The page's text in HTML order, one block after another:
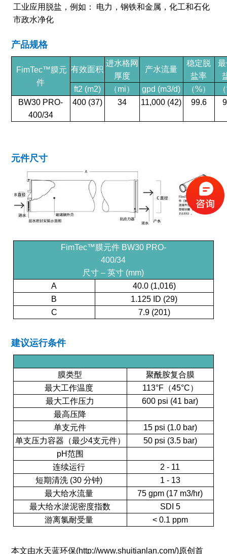
工业应用脱盐，例如： 电力，钢铁和金属，化工和石化
市政水净化
产品规格
FimTec™膜元
件
有效面积
进水格网
厚度
产水流量
稳定脱
盐率
ft2 (m2)
（mi） gpd (m3/d) （%）
BW30 PRO-
400/34
400 (37) 34 11,000 (42) 99.6
元件尺寸
FimTec™膜元件 BW30 PRO-
400/34
尺寸 – 英寸 (mm)
A
40.0 (1,016)
B
1.125 ID (29)
C
7.9 (201)
建议运行条件
膜类型
聚酰胺复合膜
最大工作温度
113°F（45°C）
最大工作压力
600 psi (41 bar)
最高压降
单支元件
15 psi (1.0 bar)
单支压力容器（最少4支元件）
50 psi (3.5 bar)
pH范围
连续运行
2 - 11
短期清洗 (30 分钟)
1 - 13
最大给水流量
75 gpm (17 m3/hr)
最大给水淤泥密度指数
SDI 5
游离氯耐受量
< 0.1 ppm
本文由水天蓝环保(http://www.shuitianlan.com/)原创首